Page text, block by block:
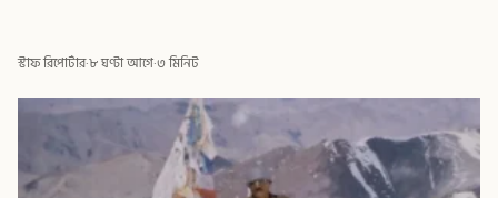
স্টাফ রিপোর্টার·৮ ঘণ্টা আগে·৩ মিনিট